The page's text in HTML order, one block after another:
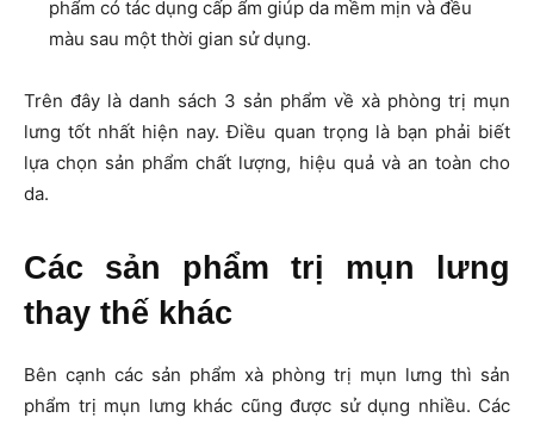
phẩm có tác dụng cấp ẩm giúp da mềm mịn và đều
màu sau một thời gian sử dụng.
Trên đây là danh sách 3 sản phẩm về xà phòng trị mụn
lưng tốt nhất hiện nay. Điều quan trọng là bạn phải biết
lựa chọn sản phẩm chất lượng, hiệu quả và an toàn cho
da.
Các sản phẩm trị mụn lưng
thay thế khác
Bên cạnh các sản phẩm xà phòng trị mụn lưng thì sản
phẩm trị mụn lưng khác cũng được sử dụng nhiều. Các